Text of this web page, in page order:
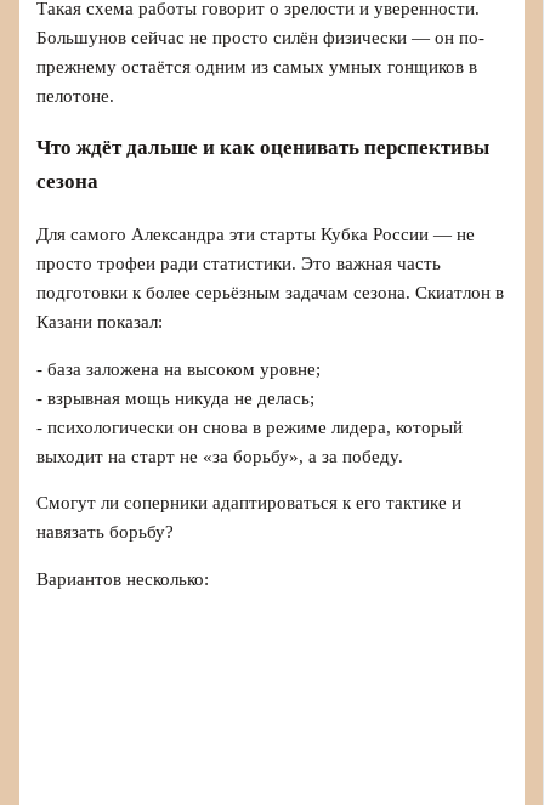
Такая схема работы говорит о зрелости и уверенности.
Большунов сейчас не просто силён физически — он по-
прежнему остаётся одним из самых умных гонщиков в
пелотоне.
Что ждёт дальше и как оценивать перспективы
сезона
Для самого Александра эти старты Кубка России — не
просто трофеи ради статистики. Это важная часть
подготовки к более серьёзным задачам сезона. Скиатлон в
Казани показал:
- база заложена на высоком уровне;
- взрывная мощь никуда не делась;
- психологически он снова в режиме лидера, который
выходит на старт не «за борьбу», а за победу.
Смогут ли соперники адаптироваться к его тактике и
навязать борьбу?
Вариантов несколько: